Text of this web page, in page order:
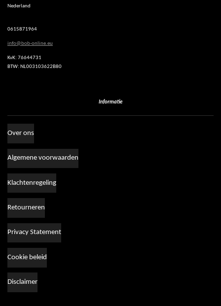
A
Nederland
0615871964
info@bob-online.eu
KvK: 76644731
BTW: NL003103622B80
Informatie
Over ons
Algemene voorwaarden
Klachtenregeling
Retourneren
Privacy Statement
Cookie beleid
Disclaimer